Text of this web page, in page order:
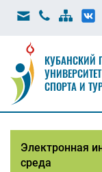
КУБАНСКИЙ
СПОРТА И
Электронная
среда